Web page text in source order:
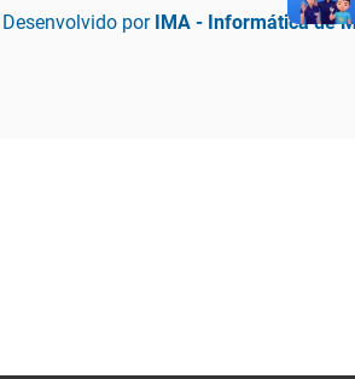
Desenvolvido por IMA - Informática de